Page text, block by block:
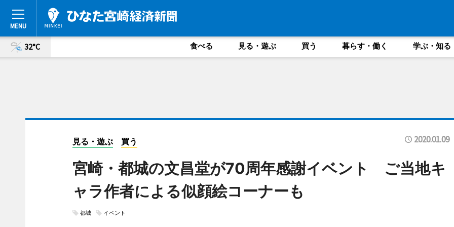
32°C 食べる 見る・遊ぶ 買う 暮らす・働く 学ぶ・知る
見る・遊ぶ 買う 2020.01.09
宮崎・都城の文昌堂が70周年感謝イベント ご当地キ
ャラ作者による似顔絵コーナーも
都城 イベント